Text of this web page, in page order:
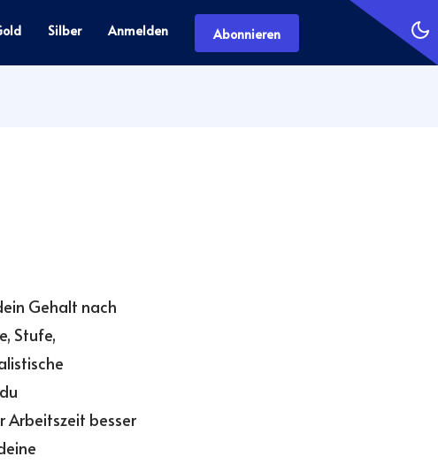
Silber Anmelden Abonnieren
Gehalt nach
Stufe,
Arbeitszeit besser